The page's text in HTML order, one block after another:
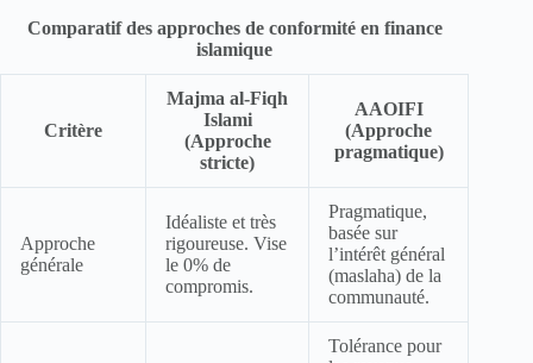
Comparatif des approches de conformité en finance
islamique
Critère
Majma al-Fiqh
Islami
(Approche
stricte)
AAOIFI
(Approche
pragmatique)
Approche
générale
Idéaliste et très
rigoureuse. Vise
le 0% de
compromis.
Pragmatique,
basée sur
l’intérêt général
(maslaha) de la
communauté.
Tolérance pour